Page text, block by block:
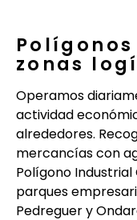
zonas
Operamos
actividad
alrededores.
mercancías con
Polígono
parques
Pedreguer y